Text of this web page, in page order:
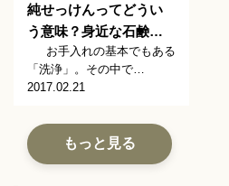
純せっけんってどうい
う意味？身近な石鹸…
お手入れの基本でもある
「洗浄」。その中で…
2017.02.21
もっと見る